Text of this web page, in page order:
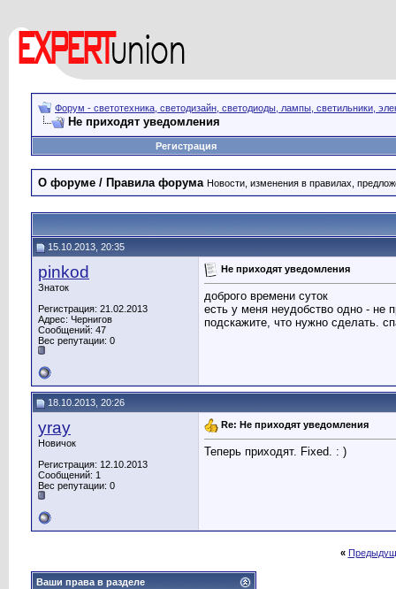
Форум - светотехника, светодизайн, светодиоды, лампы, светильники,
Не приходят уведомления
Регистрация
О форуме / Правила форума Новости, изменения в правилах,
15.10.2013, 20:35
pinkod
Знаток
Регистрация: 21.02.2013
Адрес: Чернигов
Сообщений: 47
Вес репутации: 0
Не приходят уведомления
доброго времени суток
есть у меня неудобство одно - не
подскажите, что нужно сделать.
18.10.2013, 20:26
yray
Новичок
Регистрация: 12.10.2013
Сообщений: 1
Вес репутации: 0
Re: Не приходят уведомления
Теперь приходят. Fixed. : )
«
Ваши права в разделе